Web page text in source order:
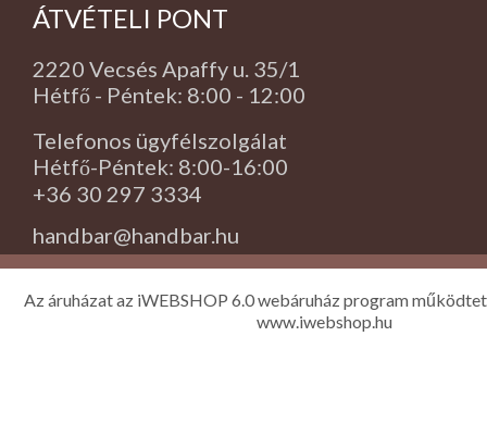
ÁTVÉTELI PONT
2220 Vecsés Apaffy u. 35/1
Hétfő - Péntek: 8:00 - 12:00
Telefonos ügyfélszolgálat
Hétfő-Péntek: 8:00-16:00
+36 30 297 3334
handbar@handbar.hu
Az áruházat az iWEBSHOP 6.0 webáruház program
www.iwebshop.hu